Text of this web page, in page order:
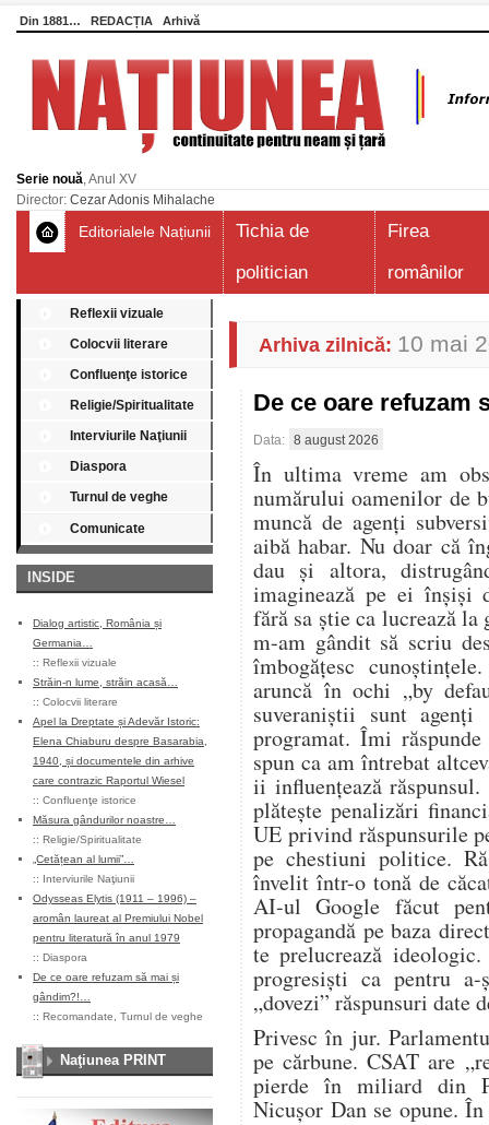
Din 1881… REDACȚIA Arhivă
Serie nouă, Anul XV
Director: Cezar Adonis Mihalache
Editorialele Națiunii
Tichia de
politician
Firea
românilor
Reflexii vizuale
Colocvii literare
Confluenţe istorice
Religie/Spiritualitate
Interviurile Naţiunii
Diaspora
Turnul de veghe
Comunicate
INSIDE
Dialog artistic, România și
Germania…
:: Reflexii vizuale
Străin-n lume, străin acasă…
:: Colocvii literare
Apel la Dreptate și Adevăr Istoric:
Elena Chiaburu despre Basarabia,
1940, și documentele din arhive
care contrazic Raportul Wiesel
:: Confluenţe istorice
Măsura gândurilor noastre…
:: Religie/Spiritualitate
„Cetățean al lumii”…
:: Interviurile Naţiunii
Odysseas Elytis (1911 – 1996) –
aromân laureat al Premiului Nobel
pentru literatură în anul 1979
:: Diaspora
De ce oare refuzam să mai și
gândim?!…
:: Recomandate Turnul de veghe
Naţiunea PRINT
Arhiva zilnică: 10 mai
De ce oare
Data: 8 august 2026
În ultima vreme am
numărului oamenilor de
muncă de agenți
aibă habar. Nu doar că
dau și altora,
imaginează pe ei înșiși
fără sa știe ca lucrează
m-am gândit să scriu
îmbogățesc
aruncă în ochi „by
suveraniștii sunt
programat. Îmi
spun ca am întrebat
ii influențează
plătește penalizări
UE privind răspunsurile
pe chestiuni politice.
învelit într-o tonă de
AI-ul Google făcut
propagandă pe baza
te prelucrează
progresiști ca pentru
„dovezi” răspunsuri date
Privesc în jur.
pe cărbune. CSAT are
pierde în miliard din
Nicușor Dan se opune.